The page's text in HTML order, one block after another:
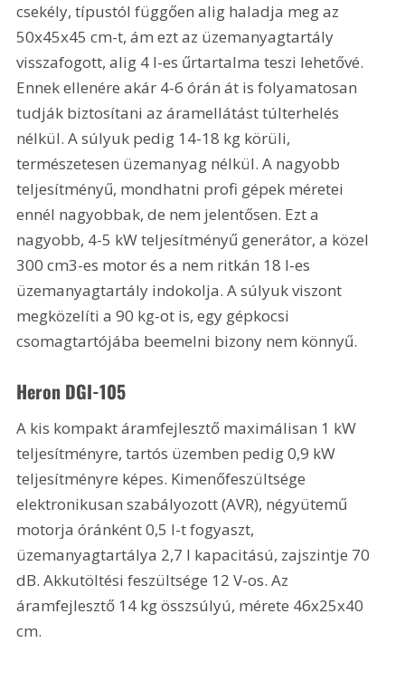
csekély, típustól függően alig haladja meg az
50x45x45 cm-t, ám ezt az üzemanyagtartály
visszafogott, alig 4 l-es űrtartalma teszi lehetővé.
Ennek ellenére akár 4-6 órán át is folyamatosan
tudják biztosítani az áramellátást túlterhelés
nélkül. A súlyuk pedig 14-18 kg körüli,
természetesen üzemanyag nélkül. A nagyobb
teljesítményű, mondhatni profi gépek méretei
ennél nagyobbak, de nem jelentősen. Ezt a
nagyobb, 4-5 kW teljesítményű generátor, a közel
300 cm3-es motor és a nem ritkán 18 l-es
üzemanyagtartály indokolja. A súlyuk viszont
megközelíti a 90 kg-ot is, egy gépkocsi
csomagtartójába beemelni bizony nem könnyű.
Heron DGI-105
A kis kompakt áramfejlesztő maximálisan 1 kW
teljesítményre, tartós üzemben pedig 0,9 kW
teljesítményre képes. Kimenőfeszültsége
elektronikusan szabályozott (AVR), négyütemű
motorja óránként 0,5 l-t fogyaszt,
üzemanyagtartálya 2,7 l kapacitású, zajszintje 70
dB. Akkutöltési feszültsége 12 V-os. Az
áramfejlesztő 14 kg összsúlyú, mérete 46x25x40
cm.